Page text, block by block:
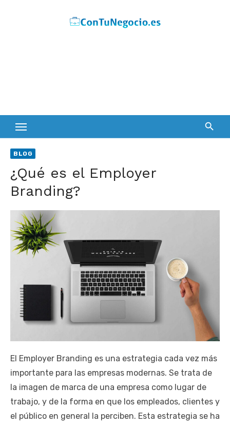
BLOG
¿Qué es el Employer
Branding?
El Employer Branding es una estrategia cada vez más
importante para las empresas modernas. Se trata de
la imagen de marca de una empresa como lugar de
trabajo, y de la forma en que los empleados, clientes y
el público en general la perciben. Esta estrategia se ha